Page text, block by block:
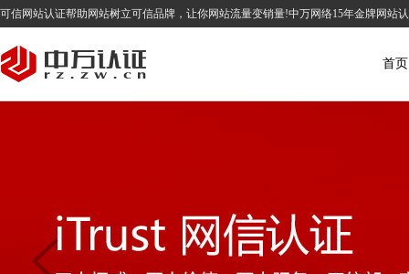
可信网站认证帮助网站树立可信品牌，让你网站流量变销量!中万网络15年金牌网站
首页